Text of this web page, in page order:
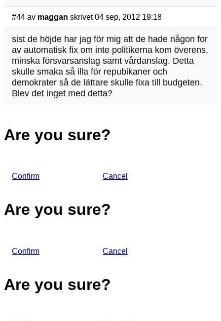
#44 av maggan skrivet 04 sep, 2012 19:18
sist de höjde har jag för mig att de hade någon for
av automatisk fix om inte politikerna kom överens,
minska försvarsanslag samt vårdanslag. Detta
skulle smaka så illa för repubikaner och
demokrater så de lättare skulle fixa till budgeten.
Blev det inget med detta?
Are you sure?
Confirm Cancel
Are you sure?
Confirm Cancel
Are you sure?